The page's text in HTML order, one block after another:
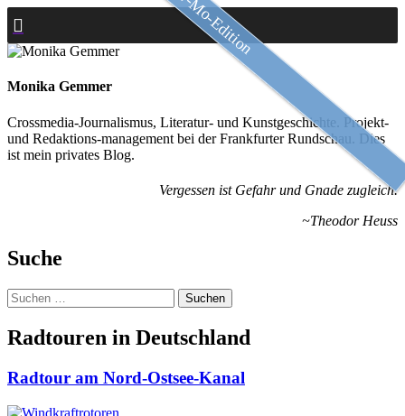
Zum
Inhalt
springen
Monika Gemmer
Crossmedia-Journalismus, Literatur- und Kunstgeschichte. Projekt-
und Redaktions-management bei der Frankfurter Rundschau. Dies
ist mein privates Blog.
Vergessen ist Gefahr und Gnade zugleich.
~Theodor Heuss
Suche
Suchen
nach:
Radtouren in Deutschland
Radtour am Nord-Ostsee-Kanal